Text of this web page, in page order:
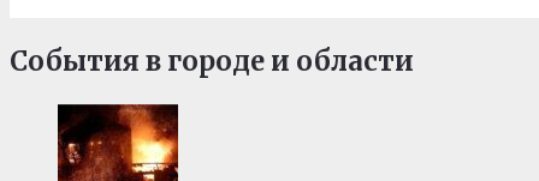
События в городе и области